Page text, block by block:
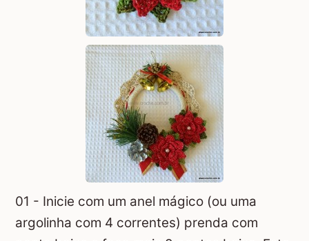
01 - Inicie com um anel mágico (ou uma
argolinha com 4 correntes) prenda com